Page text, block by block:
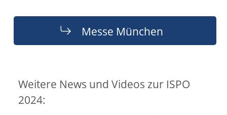
Messe München
Weitere News und Videos zur ISPO
2024: